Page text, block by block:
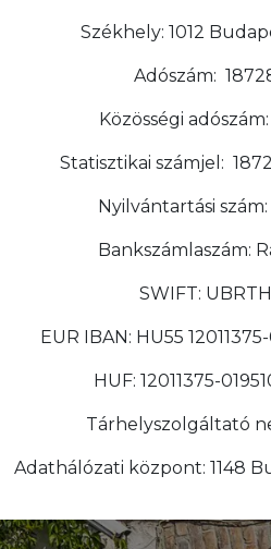
Székhely: 1012
Adószám:
Közösségi
Statisztikai számjel:
Nyilvántartási szám:
Bankszámlaszám:
SWIFT:
EUR IBAN: HU55
HUF: 12011375-
Tárhelyszolgáltató
Adathálózati központ: 1148